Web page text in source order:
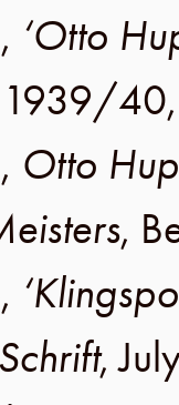
, ‘Otto
1939/40
, Otto
,
,
,